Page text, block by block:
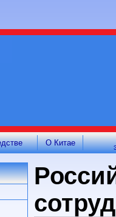
О Китае